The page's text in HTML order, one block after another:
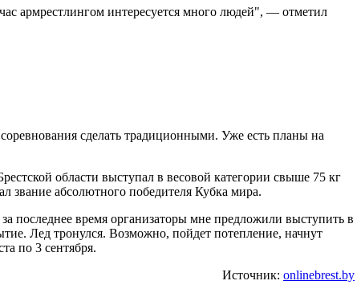
армрестлингом интересуется много людей", — отметил
сделать традиционными. Уже есть планы на
области выступал в весовой категории свыше 75 кг
звание абсолютного победителя Кубка мира.
последнее время организаторы мне предложили выступить в
Лед тронулся. Возможно, пойдет потепление, начнут
по 3 сентября.
Источник: onlinebrest.by